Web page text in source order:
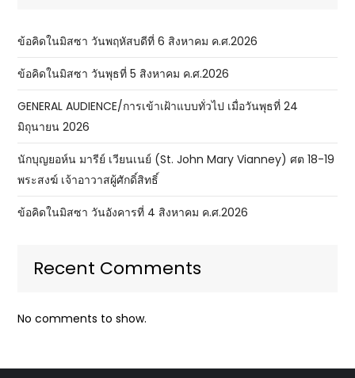
ข้อคิดในมิสซา วันพฤหัสบดีที่ 6 สิงหาคม ค.ศ.2026
ข้อคิดในมิสซา วันพุธที่ 5 สิงหาคม ค.ศ.2026
GENERAL AUDIENCE/การเข้าเฝ้าแบบทั่วไป เมื่อวันพุธที่ 24
มิถุนายน 2026
นักบุญยอห์น มารีย์ เวียนเนย์ (St. John Mary Vianney) ศต 18-19
พระสงฆ์ เจ้าอาวาสผู้ศักดิ์สิทธิ์
ข้อคิดในมิสซา วันอังคารที่ 4 สิงหาคม ค.ศ.2026
Recent Comments
No comments to show.